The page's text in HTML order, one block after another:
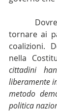
tornare ai
coalizioni.
nella
cittadini
liberamente
metodo
politica